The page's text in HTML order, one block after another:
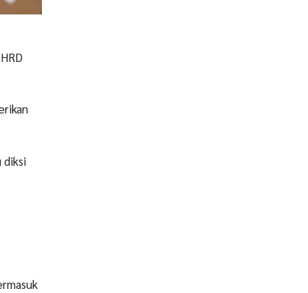
diksi